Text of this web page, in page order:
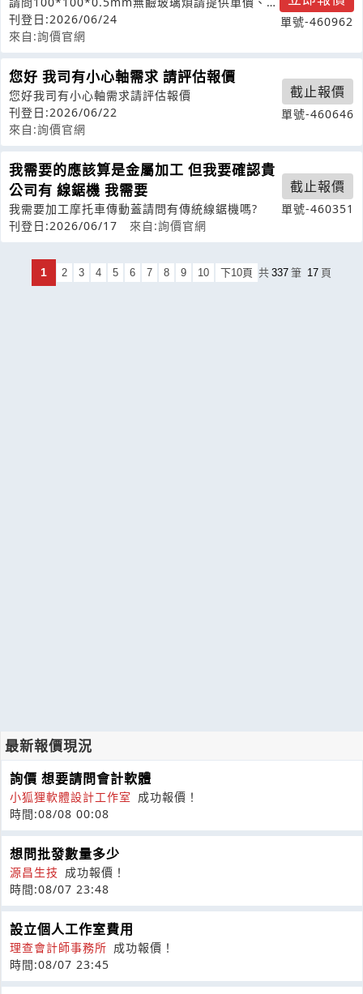
小訂購量、交期及相關規格資
刊登日:2026/06/24
來自:詢價官網
單號-460962
您好 我司有小心軸需求 請評估報價
您好我司有小心軸需求請評估報價
刊登日:2026/06/22
來自:詢價官網
截止報價
單號-460646
我需要的應該算是金屬加工 但我要確認貴
公司有 線鋸機 我需要
我需要加工摩托車傳動蓋請問有傳統線鋸機嗎?
刊登日:2026/06/17
來自:詢價官網
截止報價
單號-460351
1 2 3 4 5 6 7 8 9 10 下10頁 共 337 筆 17 頁
最新報價現況
詢價 想要請問會計軟體
小狐狸軟體設計工作室 成功報價！
時間:08/08 00:08
想問批發數量多少
源昌生技 成功報價！
時間:08/07 23:48
設立個人工作室費用
理查會計師事務所 成功報價！
時間:08/07 23:45